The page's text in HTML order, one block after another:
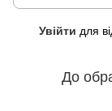
Увійти для
До